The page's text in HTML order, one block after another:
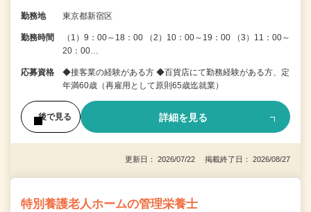
勤務地 東京都新宿区
勤務時間
（1）9：00～18：00 （2）10：00～19：00 （3）11：00～
20：00…
応募資格
◆接客業の経験がある方 ◆百貨店にて勤務経験がある方、定
年満60歳（再雇用として原則65歳迄就業）
後で見る 詳細を見る
更新日： 2026/07/22 掲載終了日： 2026/08/27
特別養護老人ホームの管理栄養士